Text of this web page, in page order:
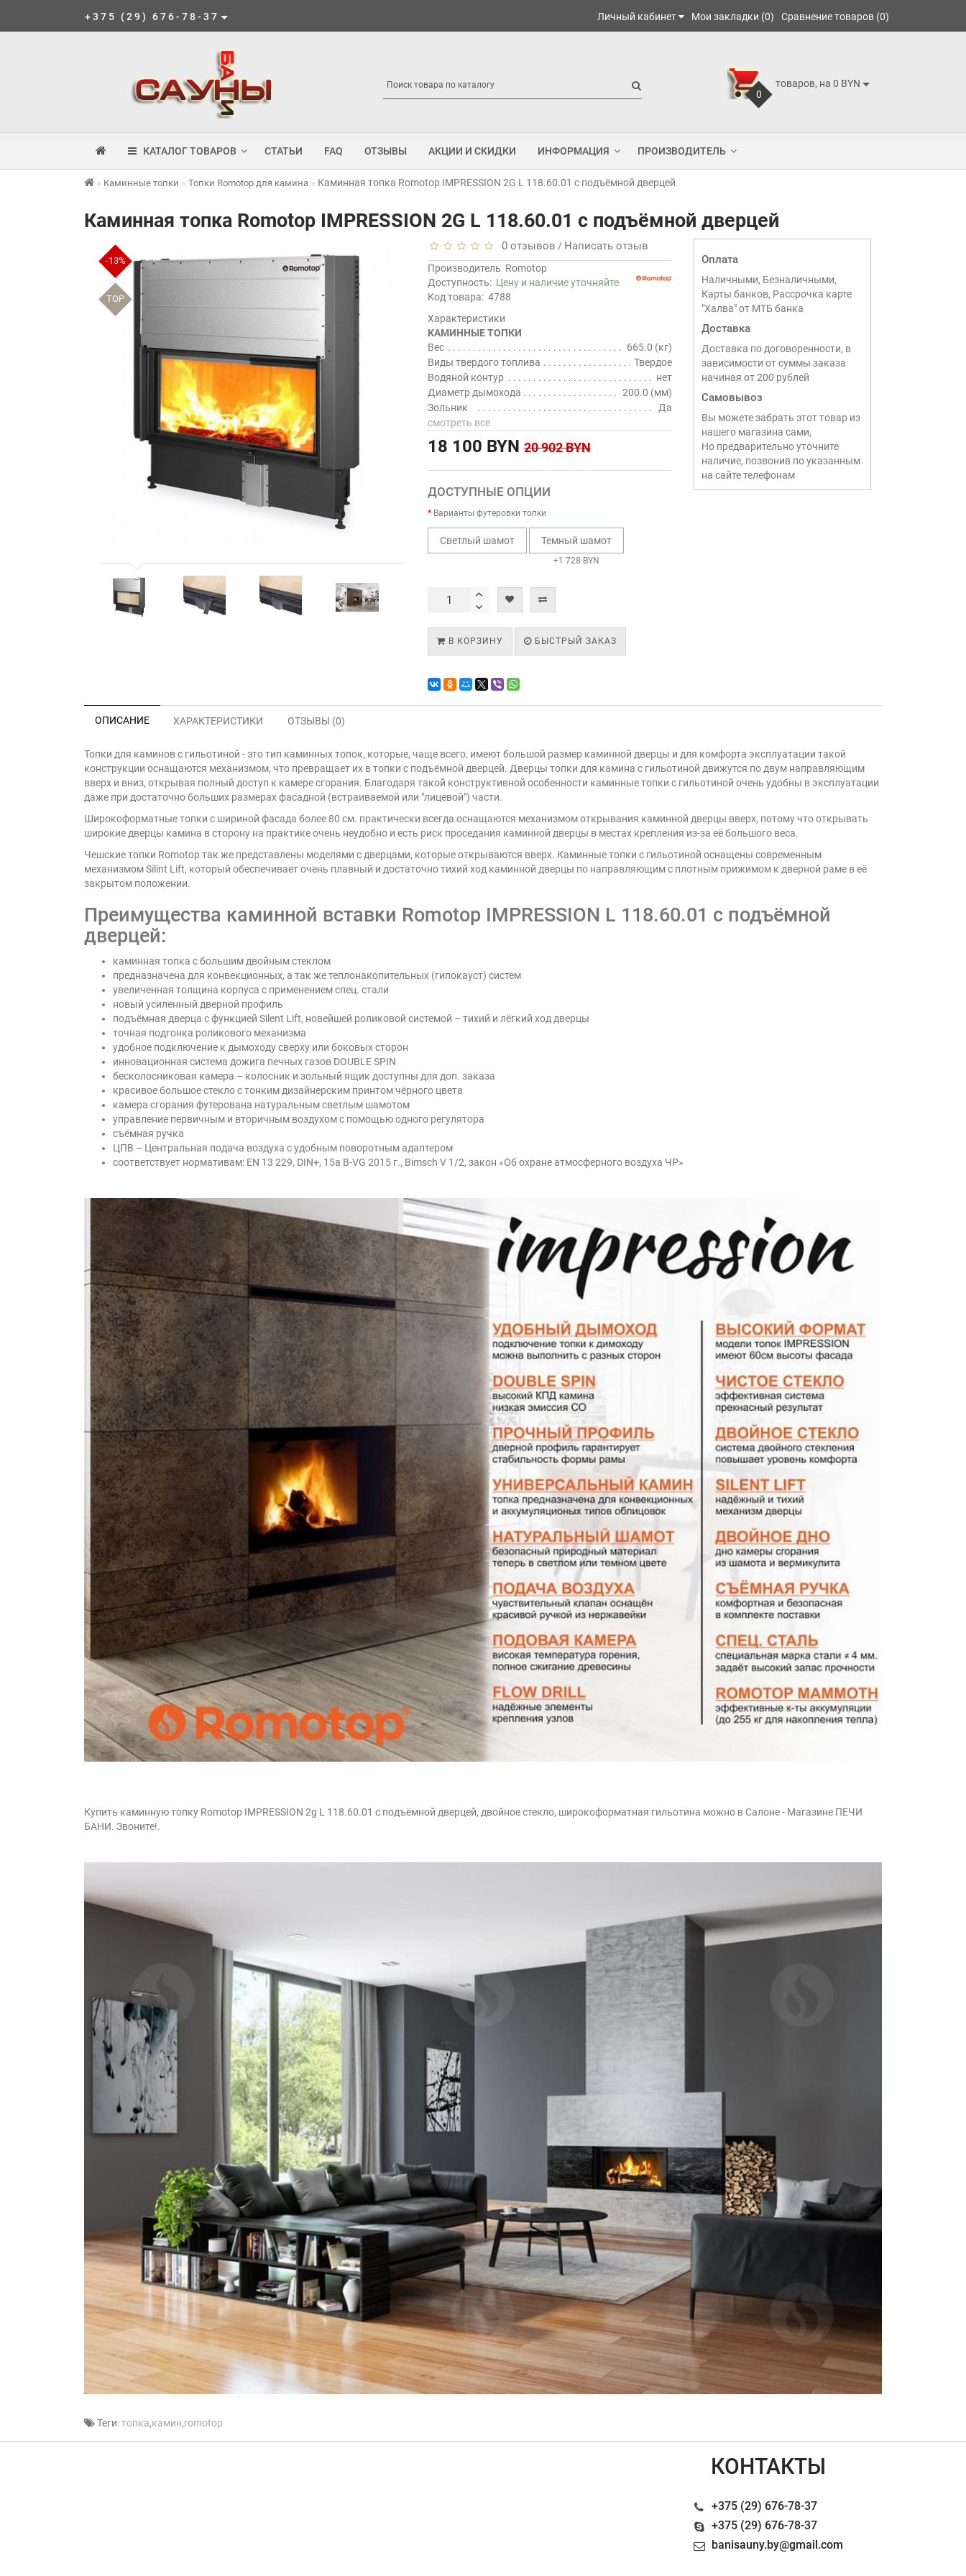
+375 (29) 676-78-37 Личный кабинет Мои закладки (0) Сравнение товаров (0)
0
товаров, на 0 BYN
КАТАЛОГ ТОВАРОВ СТАТЬИ FAQ ОТЗЫВЫ АКЦИИ И СКИДКИ ИНФОРМАЦИЯ ПРОИЗВОДИТЕЛЬ
Каминные топки Топки Romotop для камина Каминная топка Romotop IMPRESSION 2G L 118.60.01 с подъёмной дверцей
Каминная топка Romotop IMPRESSION 2G L 118.60.01 с подъёмной дверцей
-13%
TOP
0 отзывов / Написать отзыв
Производитель Romotop
Доступность: Цену и наличие уточняйте
Код товара: 4788
Характеристики
КАМИННЫЕ ТОПКИ
Вес
665.0 (кг)
Виды твердого топлива
Твердое
Водяной контур
нет
Диаметр дымохода
200.0 (мм)
Зольник
Да
смотреть все
18 100 BYN 20 902 BYN
ДОСТУПНЫЕ ОПЦИИ
Варианты футеровки топки
Светлый шамот Темный шамот
+1 728 BYN
В КОРЗИНУ БЫСТРЫЙ ЗАКАЗ
Оплата
Наличными, Безналичными,
Карты банков, Рассрочка карте
"Халва" от МТБ банка
Доставка
Доставка по договоренности, в
зависимости от суммы заказа
начиная от 200 рублей
Самовывоз
Вы можете забрать этот товар из
нашего магазина сами,
Но предварительно уточните
наличие, позвонив по указанным
на сайте телефонам
ОПИСАНИЕ ХАРАКТЕРИСТИКИ ОТЗЫВЫ (0)
Топки для каминов с гильотиной - это тип каминных топок, которые, чаще всего, имеют большой размер каминной дверцы и для комфорта эксплуатации такой
конструкции оснащаются механизмом, что превращает их в топки с подъёмной дверцей. Дверцы топки для камина с гильотиной движутся по двум направляющим
вверх и вниз, открывая полный доступ к камере сгорания. Благодаря такой конструктивной особенности каминные топки с гильотиной очень удобны в эксплуатации
даже при достаточно больших размерах фасадной (встраиваемой или "лицевой") части.
Широкоформатные топки с шириной фасада более 80 см. практически всегда оснащаются механизмом открывания каминной дверцы вверх, потому что открывать
широкие дверцы камина в сторону на практике очень неудобно и есть риск проседания каминной дверцы в местах крепления из-за её большого веса.
Чешские топки Romotop так же представлены моделями с дверцами, которые открываются вверх. Каминные топки с гильотиной оснащены современным
механизмом Silint Lift, который обеспечивает очень плавный и достаточно тихий ход каминной дверцы по направляющим с плотным прижимом к дверной раме в её
закрытом положении.
Преимущества каминной вставки Romotop IMPRESSION L 118.60.01 с подъёмной
дверцей:
каминная топка с большим двойным стеклом
предназначена для конвекционных, а так же теплонакопительных (гипокауст) систем
увеличенная толщина корпуса с применением спец. стали
новый усиленный дверной профиль
подъёмная дверца с функцией Silent Lift, новейшей роликовой системой – тихий и лёгкий ход дверцы
точная подгонка роликового механизма
удобное подключение к дымоходу сверху или боковых сторон
инновационная система дожига печных газов DOUBLE SPIN
бесколосниковая камера – колосник и зольный ящик доступны для доп. заказа
красивое большое стекло с тонким дизайнерским принтом чёрного цвета
камера сгорания футерована натуральным светлым шамотом
управление первичным и вторичным воздухом с помощью одного регулятора
съёмная ручка
ЦПВ – Центральная подача воздуха с удобным поворотным адаптером
соответствует нормативам: EN 13 229, DIN+, 15а B-VG 2015 г., Bimsch V 1/2, закон «Об охране атмосферного воздуха ЧР»
Купить каминную топку Romotop IMPRESSION 2g L 118.60.01 с подъёмной дверцей, двойное стекло, широкоформатная гильотина можно в Салоне - Магазине ПЕЧИ
БАНИ. Звоните!.
Теги:топка,камин,romotop
КОНТАКТЫ
+375 (29) 676-78-37
+375 (29) 676-78-37
banisauny.by@gmail.com